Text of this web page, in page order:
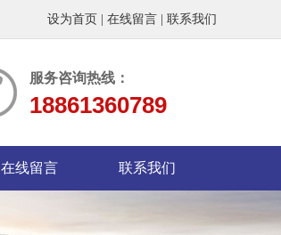
设为首页 在线留言 联系我们
服务咨询热线：
18861360789
在线留言 联系我们